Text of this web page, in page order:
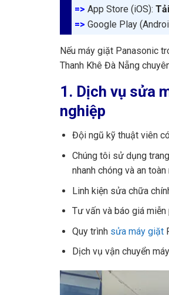
=> App Store (iOS):
=> Google Play
Nếu máy giặt Panasonic
Thanh Khê Đà Nẵng
1. Dịch vụ sửa
nghiệp
Đội ngũ kỹ thuật viên
Chúng tôi sử dụng
nhanh chóng và an toàn
Linh kiện sửa chữa
Tư vấn và báo giá miễn
Quy trình sửa máy giặt
Dịch vụ vận chuyển